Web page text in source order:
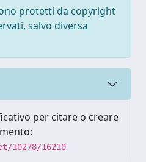
protetti da copyright
salvo diversa
per citare o creare
10278/16210